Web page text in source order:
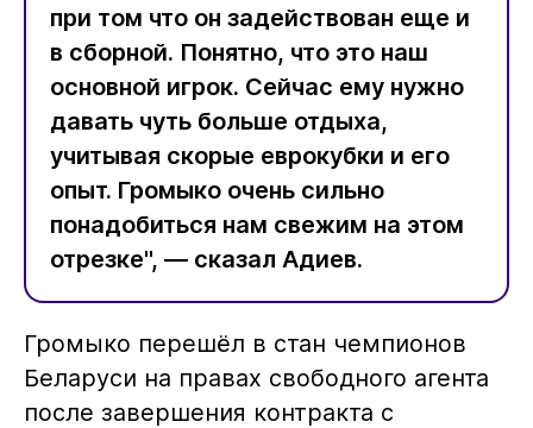
при том что он задействован еще и
в сборной. Понятно, что это наш
основной игрок. Сейчас ему нужно
давать чуть больше отдыха,
учитывая скорые еврокубки и его
опыт. Громыко очень сильно
понадобиться нам свежим на этом
отрезке", — сказал Адиев.
Громыко перешёл в стан чемпионов
Беларуси на правах свободного агента
после завершения контракта с